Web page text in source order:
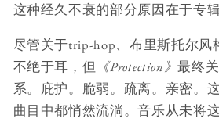
这种经久不衰的部分原因在于专
尽管关于trip-hop、布里斯托尔风
不绝于耳，但 《Protection》最终
系。庇护。脆弱。疏离。亲密。
曲目中都悄然流淌。音乐从未将